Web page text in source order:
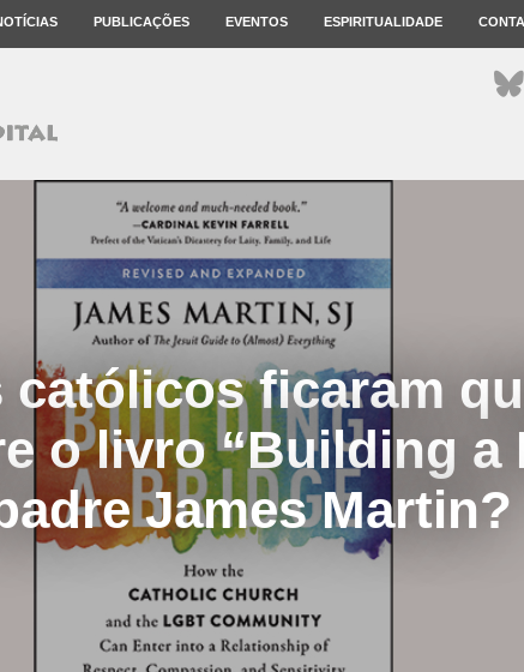
PUBLICAÇÕES EVENTOS ESPIRITUALIDADE
católicos ficaram
o livro “Building a
James Martin?